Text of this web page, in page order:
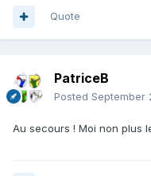
Quote
PatriceB
Posted September
Au secours ! Moi non plus